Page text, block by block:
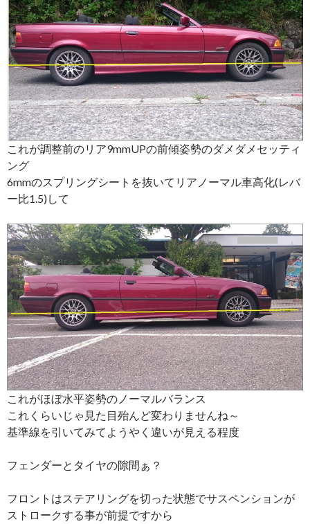
これが調整前のリア9mmUPの前傾姿勢のダメダメセッティ
ング
6mmのスプリングシートを抜いてリアノーマル車高化(レバ
ー比1.5)して
これがほぼ水平姿勢のノーマルバランス
これくらいじゃ見た目殆んど変わりませんね～
基準線を引いてみてようやく違いが見える程度
フェンダーとタイヤの隙間ぁ？
フロントはステアリングを切った状態でサスペンションが
ストロークする事が前提ですから